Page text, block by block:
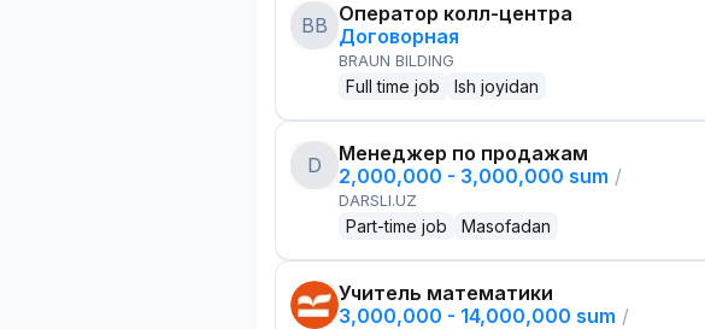
BB Оператор колл-центра
Договорная
BRAUN BILDING
Full time job Ish joyidan
D
Менеджер по продажам
2,000,000 - 3,000,000 sum /
DARSLI.UZ
Part-time job Masofadan
Учитель математики
3,000,000 - 14,000,000 sum /